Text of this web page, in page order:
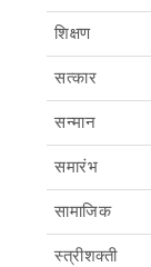
शिक्षण
सत्कार
सन्मान
समारंभ
सामाजिक
स्त्रीशक्ती